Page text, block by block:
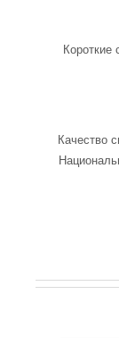
Короткие
Качество